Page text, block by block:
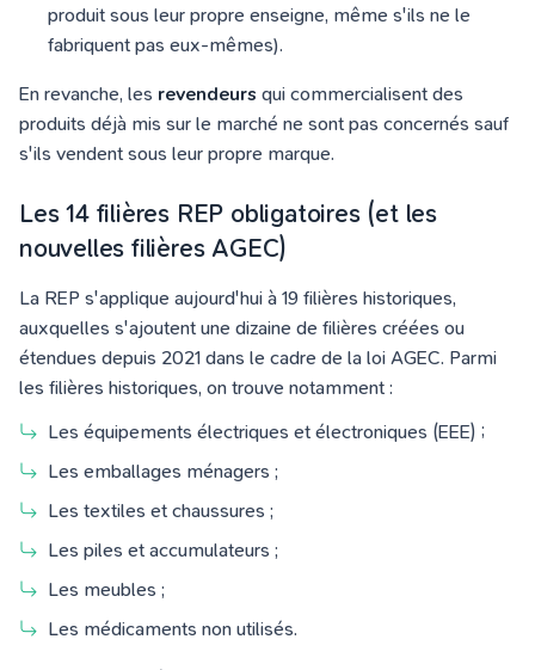
produit sous leur propre enseigne, même s'ils ne le
fabriquent pas eux-mêmes).
En revanche, les revendeurs qui commercialisent des
produits déjà mis sur le marché ne sont pas concernés sauf
s'ils vendent sous leur propre marque.
Les 14 filières REP obligatoires (et les
nouvelles filières AGEC)
La REP s'applique aujourd'hui à 19 filières historiques,
auxquelles s'ajoutent une dizaine de filières créées ou
étendues depuis 2021 dans le cadre de la loi AGEC. Parmi
les filières historiques, on trouve notamment :
Les équipements électriques et électroniques (EEE) ;
Les emballages ménagers ;
Les textiles et chaussures ;
Les piles et accumulateurs ;
Les meubles ;
Les médicaments non utilisés.